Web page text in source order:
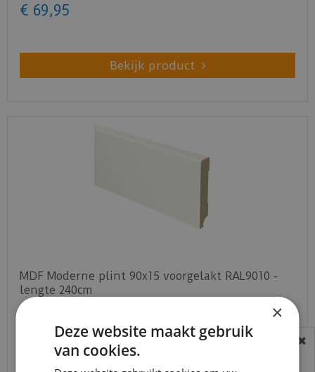
€ 69,95
Bekijk product
MDF Moderne plint 90x15 voorgelakt RAL9010 -
lengte 240cm
80
BEREIKBAARHEID
×
Deze website maakt gebruik
van cookies.